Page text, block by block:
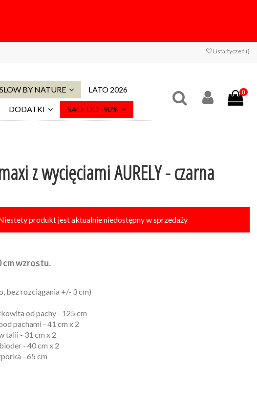
Lista życzeń ()
SLOW BY NATURE LATO 2026
DODATKI SALE DO -90%
0
z wycięciami AURELY - czarna
produkt jest aktualnie niedostępny w sprzedaży
cm wzrostu.
bez rozciągania +/- 3 cm)
od pachy - 125 cm
pachami - 41 cm x 2
talii - 31 cm x 2
- 40 cm x 2
- 65 cm